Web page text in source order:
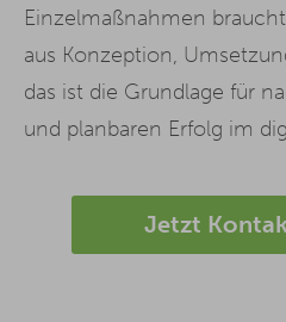
Einzelmaßnahmen
aus Konzeption,
das ist die Grundlage für
und planbaren Erfolg im
Jetzt